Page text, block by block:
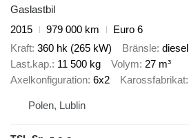
Gaslastbil
2015
979 000 km
Euro 6
Kraft 360 hk (265 kW) Bränsle diesel
Last.kap. 11 500 kg Volym 27 m³
Axelkonfiguration 6x2 Karossfabrikat
Polen, Lublin